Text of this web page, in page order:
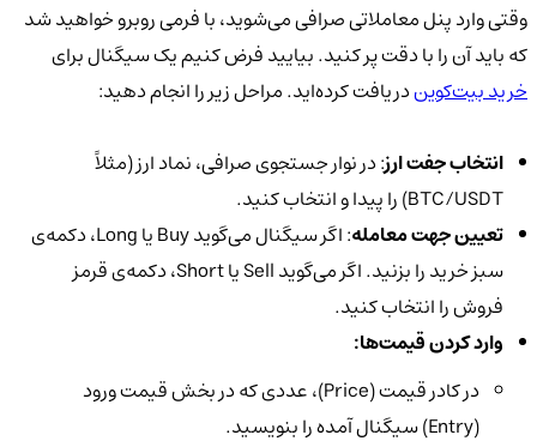
وقتی وارد پنل معاملاتی صرافی می‌شوید، با فرمی روبرو خواهید شد
که باید آن را با دقت پر کنید. بیایید فرض کنیم یک سیگنال برای
خرید بیت‌کویندریافت کرده‌اید. مراحل زیر را انجام دهید:
انتخاب جفت ارز: در نوار جستجوی صرافی، نماد ارز (مثلاً
BTC/USDT) را پیدا و انتخاب کنید.
تعیین جهت معامله
: اگر سیگنال می‌گوید Buy یا Long، دکمه‌ی
سبز خرید را بزنید. اگر می‌گوید Sell یا Short، دکمه‌ی قرمز
فروش را انتخاب کنید.
وارد کردن قیمت‌ها:
در کادر قیمت (Price)، عددی که در بخش قیمت ورود